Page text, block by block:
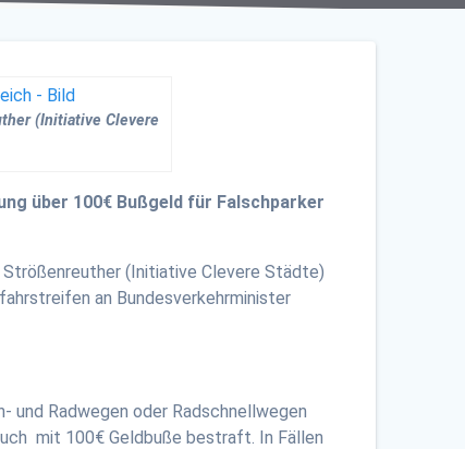
(Initiative Clevere
über 100€ Bußgeld für Falschparker
Strößenreuther (Initiative Clevere Städte)
an Bundesverkehrminister
und Radwegen oder Radschnellwegen
mit 100€ Geldbuße bestraft. In Fällen